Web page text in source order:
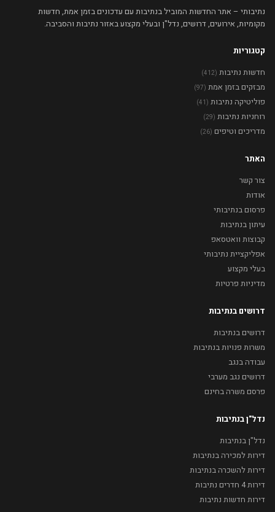
נתיבותי – אתר החדשות המוביל בנתיבות עם עדכונים בזמן אמת, חדשות
מקומיות, אירועים, דרושים, נדל"ן ובעלי מקצוע באזור נתיבות והסביבה.
קטגוריות
חדשות נתיבות (412)
מבזקים בזמן אמת (97)
פוליטיקה נתיבות (41)
רוחניות נתיבות (29)
מדריכים וטיפים (26)
האתר
צור קשר
אודות
פרסום בנתיבותי
עיתון בנתיבות
קבוצות וואטסאפ
אפליקציית נתיבותי
בעלי מקצוע
מדיניות פרטיות
דרושים בנתיבות
דרושים בנתיבות
משרות פנויות בנתיבות
עבודה בנגב
דרושים נגב מערבי
פרסם משרה בחינם
נדל"ן בנתיבות
נדל"ן בנתיבות
דירות למכירה בנתיבות
דירות להשכרה בנתיבות
דירות 4 חדרים נתיבות
דירות חדשות נתיבות